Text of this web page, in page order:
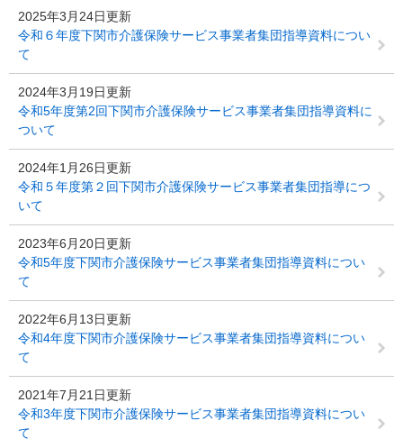
2025年3月24日更新
令和６年度下関市介護保険サービス事業者集団指導資料につい
て
2024年3月19日更新
令和5年度第2回下関市介護保険サービス事業者集団指導資料に
ついて
2024年1月26日更新
令和５年度第２回下関市介護保険サービス事業者集団指導につ
いて
2023年6月20日更新
令和5年度下関市介護保険サービス事業者集団指導資料につい
て
2022年6月13日更新
令和4年度下関市介護保険サービス事業者集団指導資料につい
て
2021年7月21日更新
令和3年度下関市介護保険サービス事業者集団指導資料につい
て